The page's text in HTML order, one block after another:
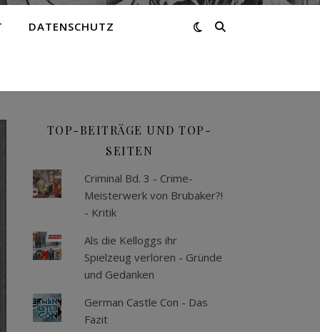
DATENSCHUTZ
TOP-BEITRÄGE UND TOP-
SEITEN
Criminal Bd. 3 - Crime-
Meisterwerk von Brubaker?!
- Kritik
Als die Kelloggs ihr
Spielzeug verloren - Gründe
und Gedanken
German Castle Con - Das
Fazit